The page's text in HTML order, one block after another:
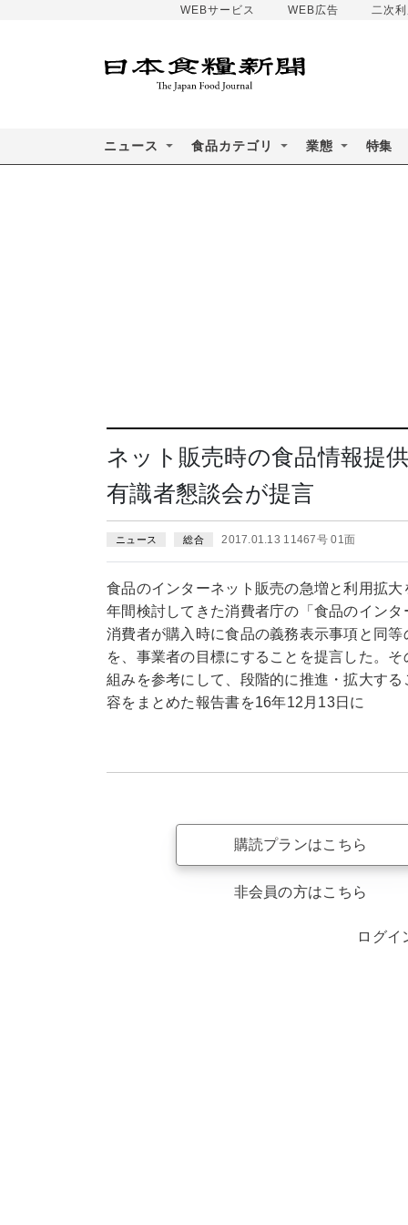
WEBサービス WEB広告 二次
ニュース 食品カテゴリ 業態 特集
ネット販売時の食品情報提
有識者懇談会が提言
ニュース 総合 2017.01.13 11467号 01面
食品のインターネット販売の急増と利用拡
年間検討してきた消費者庁の「食品のイン
消費者が購入時に食品の義務表示事項と同
を、事業者の目標にすることを提言した。
組みを参考にして、段階的に推進・拡大す
容をまとめた報告書を16年12月13日に
購読プランはこちら
非会員の方はこちら
ログイ